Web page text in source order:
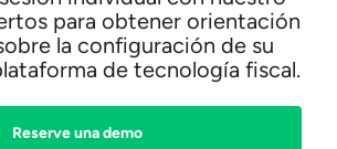
para obtener orientación
la configuración de su
de tecnología fiscal.
Reserve una demo